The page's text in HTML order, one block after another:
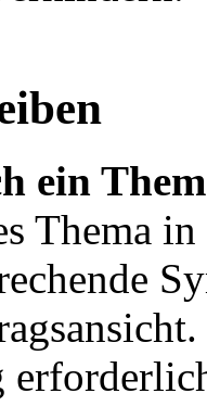
ein
Thema